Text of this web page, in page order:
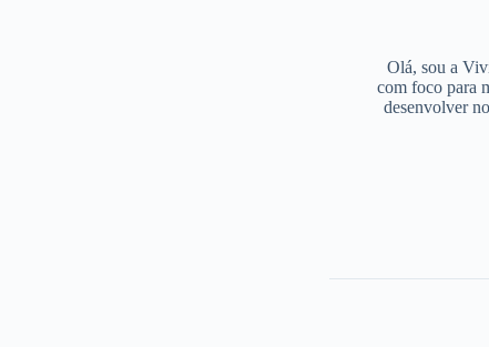
Olá, sou a
com foco para
desenvolver